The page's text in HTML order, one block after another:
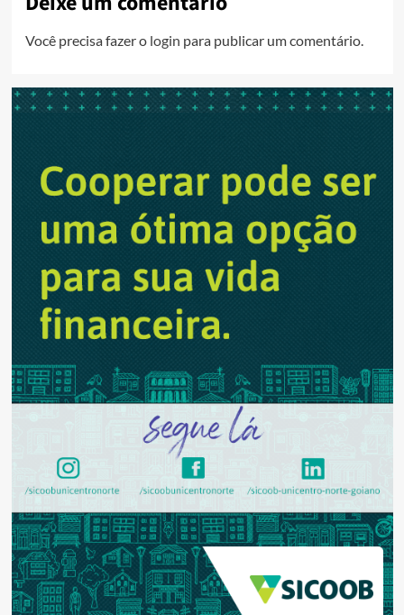
Você precisa fazer o login para publicar um comentário.